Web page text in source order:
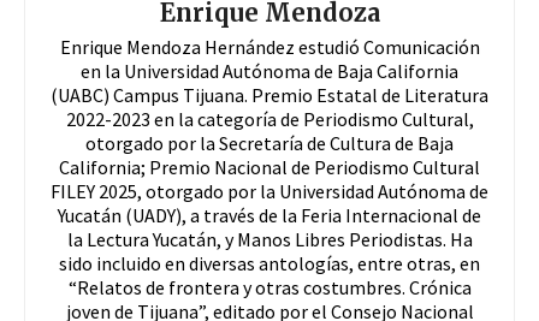
Enrique Mendoza
Enrique Mendoza Hernández estudió Comunicación
en la Universidad Autónoma de Baja California
(UABC) Campus Tijuana. Premio Estatal de Literatura
2022-2023 en la categoría de Periodismo Cultural,
otorgado por la Secretaría de Cultura de Baja
California; Premio Nacional de Periodismo Cultural
FILEY 2025, otorgado por la Universidad Autónoma de
Yucatán (UADY), a través de la Feria Internacional de
la Lectura Yucatán, y Manos Libres Periodistas. Ha
sido incluido en diversas antologías, entre otras, en
“Relatos de frontera y otras costumbres. Crónica
joven de Tijuana”, editado por el Consejo Nacional